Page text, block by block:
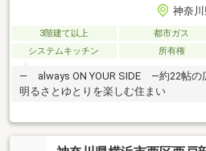
神奈
3階建て以上 都市ガス
システムキッチン
所有権
― always ON YOUR SIDE ―約22帖の
明るさとゆとりを楽しむ住まい